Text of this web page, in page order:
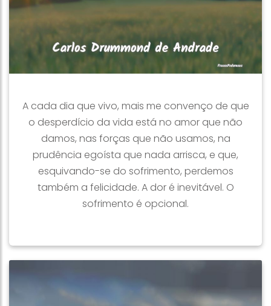
A cada dia que vivo, mais me convenço de que
o desperdício da vida está no amor que não
damos, nas forças que não usamos, na
prudência egoísta que nada arrisca, e que,
esquivando-se do sofrimento, perdemos
também a felicidade. A dor é inevitável. O
sofrimento é opcional.